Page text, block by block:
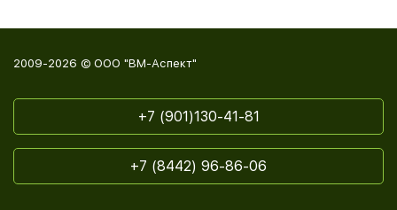
2009-2026 © ООО "ВМ-Аспект"
+7 (901)130-41-81
+7 (8442) 96-86-06